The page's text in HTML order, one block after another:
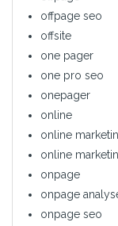
offpage seo
offsite
one pager
one pro seo
onepager
online
online
online
onpage
onpage
onpage seo